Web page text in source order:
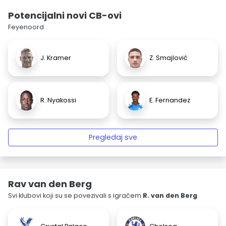
Potencijalni novi CB-ovi
Feyenoord
J. Kramer Z. Smajlović
R. Nyakossi E. Fernandez
Pregledaj sve
Rav van den Berg
Svi klubovi koji su se povezivali s igračem R. van den Berg.